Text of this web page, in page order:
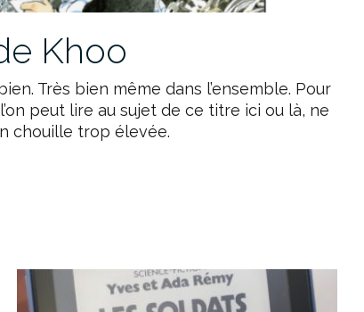
Khoo
Très bien même dans l’ensemble. Pour
peut lire au sujet de ce titre ici ou là, ne
chouille trop élevée.